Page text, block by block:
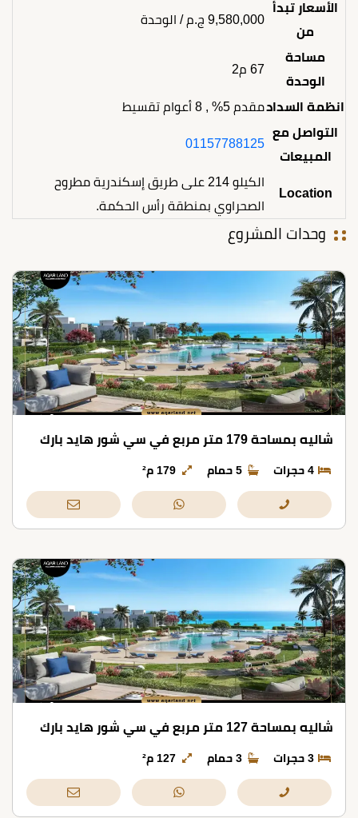
الأسعار تبدأ
من
9,580,000 ج.م / الوحدة
مساحة
الوحدة
67 م2
انظمة السدادمقدم 5% , 8 أعوام تقسيط
التواصل مع
المبيعات
01157788125
Location
الكيلو 214 على طريق إسكندرية مطروح
الصحراوي بمنطقة رأس الحكمة.
وحدات المشروع
شاليه بمساحة 179 متر مربع في سي شور هايد بارك
4 حجرات 5 حمام 179 م²
شاليه بمساحة 127 متر مربع في سي شور هايد بارك
3 حجرات 3 حمام 127 م²